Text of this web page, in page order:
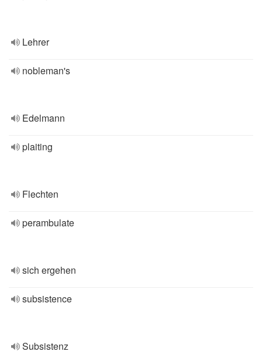
Lehrer
nobleman's
Edelmann
plaiting
Flechten
perambulate
sich ergehen
subsistence
Subsistenz